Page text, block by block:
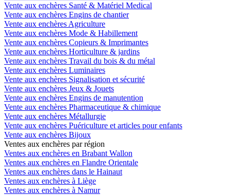
Vente aux enchères Santé & Matériel Medical
Vente aux enchères Engins de chantier
Vente aux enchères Agriculture
Vente aux enchères Mode & Habillement
Vente aux enchères Copieurs & Imprimantes
Vente aux enchères Horticulture & jardins
Vente aux enchères Travail du bois & du métal
Vente aux enchères Luminaires
Vente aux enchères Signalisation et sécurité
Vente aux enchères Jeux & Jouets
Vente aux enchères Engins de manutention
Vente aux enchères Pharmaceutique & chimique
Vente aux enchères Métallurgie
Vente aux enchères Puériculture et articles pour enfants
Vente aux enchères Bijoux
Ventes aux enchères par région
Ventes aux enchères en Brabant Wallon
Ventes aux enchères en Flandre Orientale
Ventes aux enchères dans le Hainaut
Ventes aux enchères à Liège
Ventes aux enchères à Namur